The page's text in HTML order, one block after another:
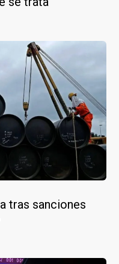
tras sanciones